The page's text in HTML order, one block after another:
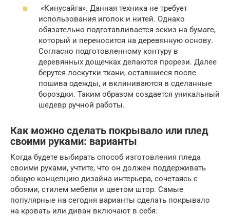
«Кинусайга». Данная техника не требует
использования иголок и нитей. Однако
обязательно подготавливается эскиз на бумаге,
который и переносится на деревянную основу.
Согласно подготовленному контуру в
деревянных дощечках делаются прорези. Далее
берутся лоскутки ткани, оставшиеся после
пошива одежды, и вклиниваются в сделанные
бороздки. Таким образом создается уникальный
шедевр ручной работы.
Как можно сделать покрывало или плед
своими руками: варианты
Когда будете выбирать способ изготовления пледа
своими руками, учтите, что он должен поддерживать
общую концепцию дизайна интерьера, сочетаясь с
обоями, стилем мебели и цветом штор. Самые
популярные на сегодня варианты сделать покрывало
на кровать или диван включают в себя: